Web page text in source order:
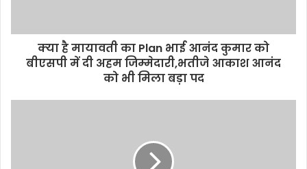
s
क्‍या है मायावती का Plan भाई आनंद कुमार को
बीएसपी में दी अहम जिम्‍मेदारी,भतीजे आकाश आनंद
को भी मिला बड़ा पद